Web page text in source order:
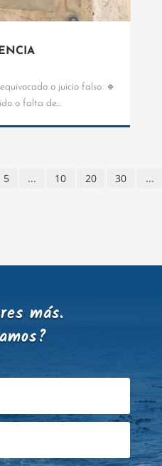
o juicio falso. 🔹
o falta de...
5 ... 10 20 30
...
más.